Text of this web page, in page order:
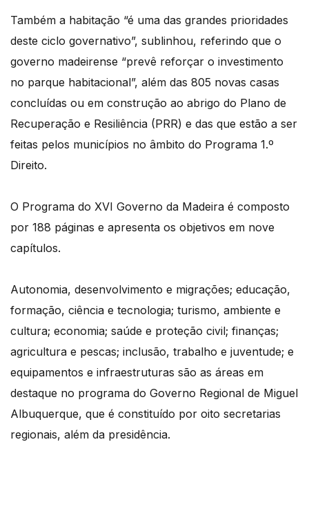
Também a habitação “é uma das grandes prioridades
deste ciclo governativo”, sublinhou, referindo que o
governo madeirense “prevê reforçar o investimento
no parque habitacional”, além das 805 novas casas
concluídas ou em construção ao abrigo do Plano de
Recuperação e Resiliência (PRR) e das que estão a ser
feitas pelos municípios no âmbito do Programa 1.º
Direito.
O Programa do XVI Governo da Madeira é composto
por 188 páginas e apresenta os objetivos em nove
capítulos.
Autonomia, desenvolvimento e migrações; educação,
formação, ciência e tecnologia; turismo, ambiente e
cultura; economia; saúde e proteção civil; finanças;
agricultura e pescas; inclusão, trabalho e juventude; e
equipamentos e infraestruturas são as áreas em
destaque no programa do Governo Regional de Miguel
Albuquerque, que é constituído por oito secretarias
regionais, além da presidência.